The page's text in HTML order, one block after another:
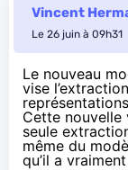
Vincent
Le 26 juin à 09h31
Le nouveau
vise
Cette nouvelle
seule
même du
qu’il a